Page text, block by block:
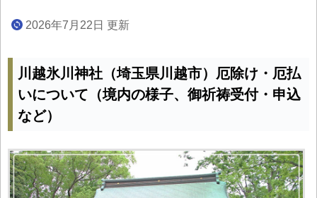
2026年7月22日 更新
川越氷川神社（埼玉県川越市）厄除け・厄払
いについて（境内の様子、御祈祷受付・申込
など）